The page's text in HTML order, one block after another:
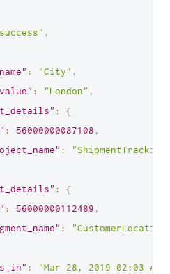
,
: "City" ,
: "London" ,
:
{
: 56000000087108 ,
:
:
{
: 56000000112489 ,
:
: "Mar 28, 2019 02:03 AM"